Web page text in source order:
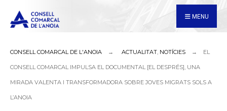
MENU
CONSELL COMARCAL DE L'ANOIA ACTUALITAT, NOTÍCIES EL
CONSELL COMARCAL IMPULSA EL DOCUMENTAL [EL DESPRÉS], UNA
MIRADA VALENTA I TRANSFORMADORA SOBRE JOVES MIGRATS SOLS A
L’ANOIA